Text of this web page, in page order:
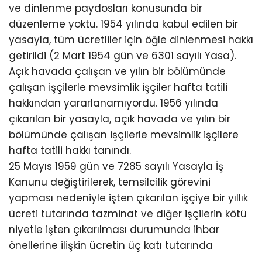
ve dinlenme paydosları konusunda bir
düzenleme yoktu. 1954 yılında kabul edilen bir
yasayla, tüm ücretliler için öğle dinlenmesi hakkı
getirildi (2 Mart 1954 gün ve 6301 sayılı Yasa).
Açık havada çalışan ve yılın bir bölümünde
çalışan işçilerle mevsimlik işçiler hafta tatili
hakkından yararlanamıyordu. 1956 yılında
çıkarılan bir yasayla, açık havada ve yılın bir
bölümünde çalışan işçilerle mevsimlik işçilere
hafta tatili hakkı tanındı.
25 Mayıs 1959 gün ve 7285 sayılı Yasayla İş
Kanunu değiştirilerek, temsilcilik görevini
yapması nedeniyle işten çıkarılan işçiye bir yıllık
ücreti tutarında tazminat ve diğer işçilerin kötü
niyetle işten çıkarılması durumunda ihbar
önellerine ilişkin ücretin üç katı tutarında